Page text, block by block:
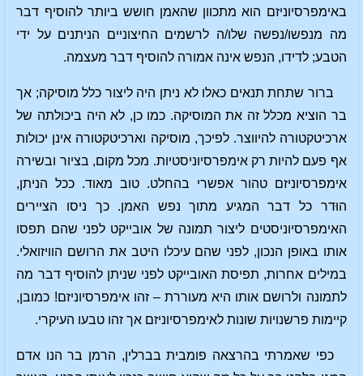
באימפרסיוניזם הוא מתכוון שהאמן חושש ביותר להוסיף דבר
מה מנפשו/נפשה שלו/ה לרשמים החיצוניים הניתנים על ידי
הטבע; לדידו, הנפש אינה אמורה להוסיף דבר מעצמה.
ברור שתחת תנאים כאלו לא ניתן היה ליצור כלל מוסיקה; אך
בר הוציא מכלל זה את המוסיקה. כמו כן, לא היה ביכולתה של
ארכיטקטורה להיווצר. לפיכך, מוסיקה וארכיטקטורה אינן יכולות
אף פעם להיות רק אימפרסיוניסטיות. מכל מקום, בציור ובשירה
אימפרסיוניזם טהור אפשרי בהחלט. טוב מאוד. ככל הניתן,
הוּדר כל דבר המגיע מתוך נפש האמן. כך ניסו הציירים
האימפרסיוניסטים ליצור תמונה של אובייקט לפני שהם תפסו
אותו באופן הנכון, לפני שהם עיכלו היטב את הרושם הוויזואלי.
במילים אחרות, תפיסת האובייקט לפני שניתן להוסיף דבר מה
לתמונה ולרושם אותו היא מעוררת – זהו אימפרסיוניזם! כמובן,
קיימות פרשנויות שונות לאימפרסיוניזם אך זהו טבעו העיקרי.
כפי שאמרתי בהרצאה פומבית בברלין, הרמן בר הנו אדם